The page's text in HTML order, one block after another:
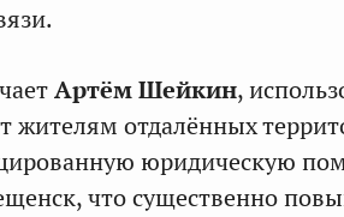
Артём Шейкин,
жителям отдалённых
юридическую
что существенно